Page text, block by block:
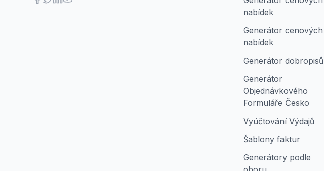
nabídek
Generátor cenových
nabídek
Generátor dobropisů
Generátor
Objednávkového
Formuláře Česko
Vyúčtování Výdajů
Šablony faktur
Generátory podle